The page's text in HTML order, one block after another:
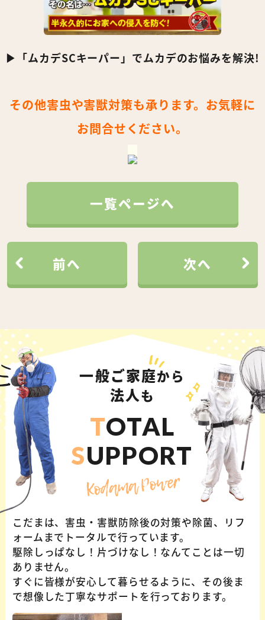
▶︎「ムカデSCキーパー」でムカデのお悩みを解決!
その他害虫や害獣対策も承ります。お気軽に
お問合せください。
前へ
一覧ページへ
次へ
一般ご家庭から
法人も
TOTAL
SUPPORT
Kodama Power
こだまは、害虫・害獣防除後の対策や除菌、リフ
ォームまでトータルで行っています。
駆除しっぱなし！片づけなし！なんてことは一切
ありません。
すぐに皆様が安心して暮らせるように、その後ま
で想像した丁寧なサポートを行っております。